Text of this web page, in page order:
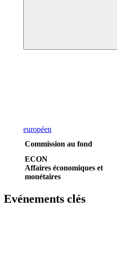
européen
Commission au fond
ECON
Affaires économiques et
monétaires
Evénements clés